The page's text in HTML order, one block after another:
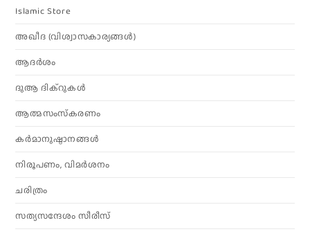
Islamic Store
അഖീദ (വിശ്വാസകാര്യങ്ങള്‍)
ആദര്‍ശം
ദുആ ദിക്റുകൾ
ആത്മസംസ്‌കരണം
കര്‍മാനുഷ്ഠാനങ്ങള്‍
നിരൂപണം, വിമര്‍ശനം
ചരിത്രം
സത്യസന്ദേശം സീരീസ്